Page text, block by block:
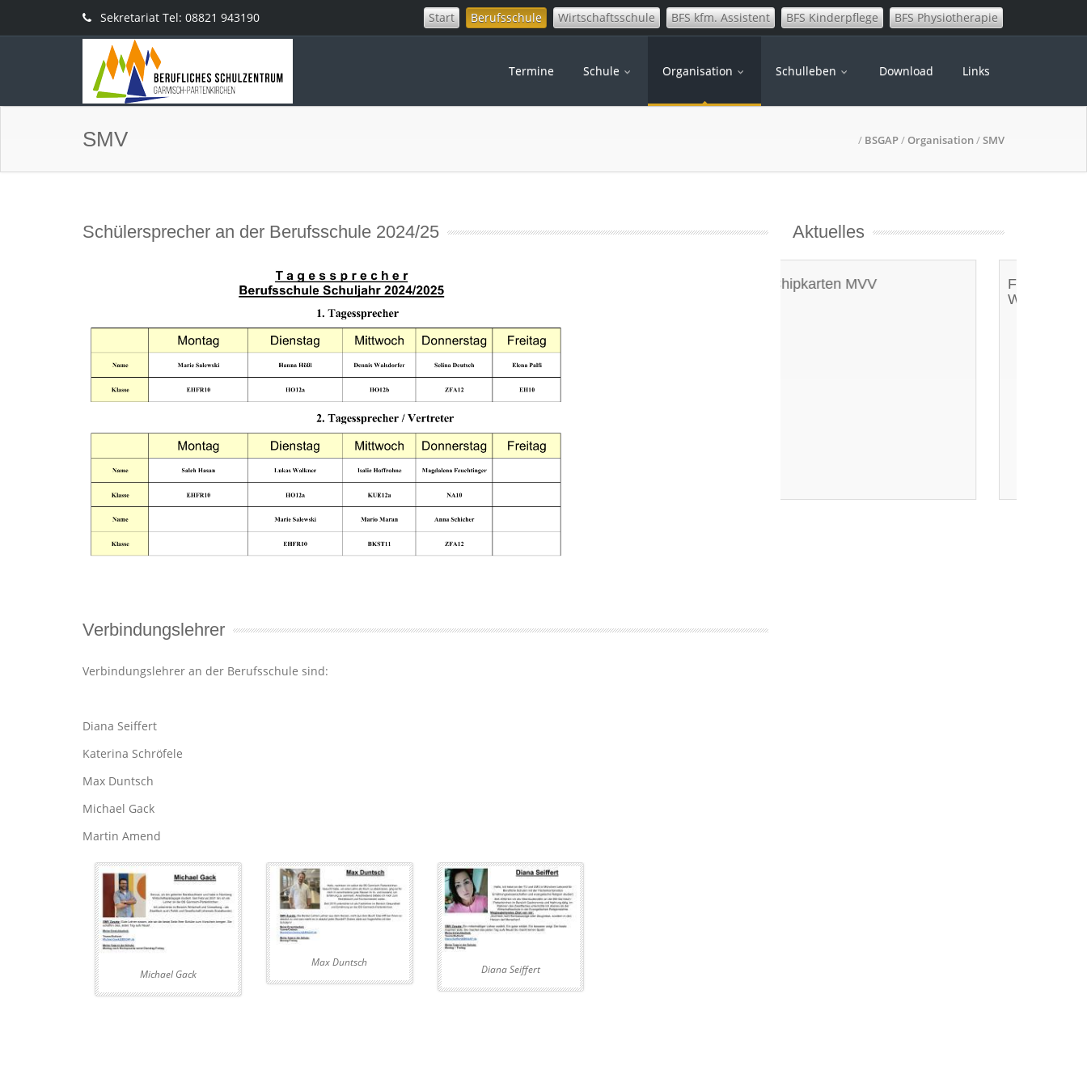
Sekretariat Tel: 08821 943190 Start Berufsschule Wirtschaftsschule BFS kfm. Assistent BFS Kinderpflege BFS Physiotherapie
Termine Schule Organisation Schulleben Download Links
SMV / BSGAP/Organisation/SMV
Schülersprecher an der Berufsschule 2024/25
Verbindungslehrer
Verbindungslehrer an der Berufsschule sind:
Diana Seiffert
Katerina Schröfele
Max Duntsch
Michael Gack
Martin Amend
Michael Gack
Max Duntsch
Diana Seiffert
Aktuelles
Förderprogramm FIT FOR